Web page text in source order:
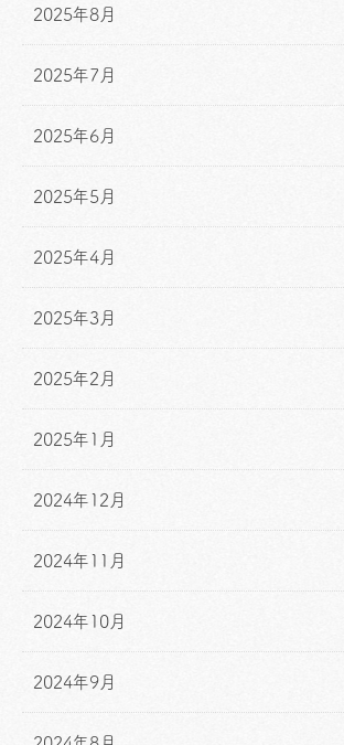
2025年8月
2025年7月
2025年6月
2025年5月
2025年4月
2025年3月
2025年2月
2025年1月
2024年12月
2024年11月
2024年10月
2024年9月